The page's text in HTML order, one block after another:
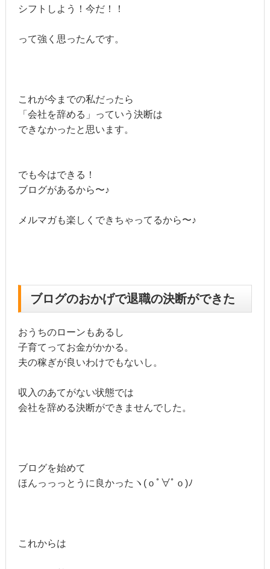
シフトしよう！今だ！！
って強く思ったんです。
これが今までの私だったら
「会社を辞める」っていう決断は
できなかったと思います。
でも今はできる！
ブログがあるから〜♪
メルマガも楽しくできちゃってるから〜♪
ブログのおかげで退職の決断ができた
おうちのローンもあるし
子育てってお金がかかる。
夫の稼ぎが良いわけでもないし。
収入のあてがない状態では
会社を辞める決断ができませんでした。
ブログを始めて
ほんっっっとうに良かったヽ(ｏﾟ∀ﾟｏ)ﾉ
これからは